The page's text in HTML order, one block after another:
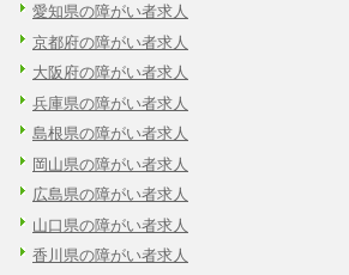
愛知県の障がい者求人
京都府の障がい者求人
大阪府の障がい者求人
兵庫県の障がい者求人
島根県の障がい者求人
岡山県の障がい者求人
広島県の障がい者求人
山口県の障がい者求人
香川県の障がい者求人